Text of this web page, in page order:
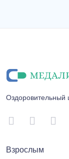
Оздоровительный
Взрослым